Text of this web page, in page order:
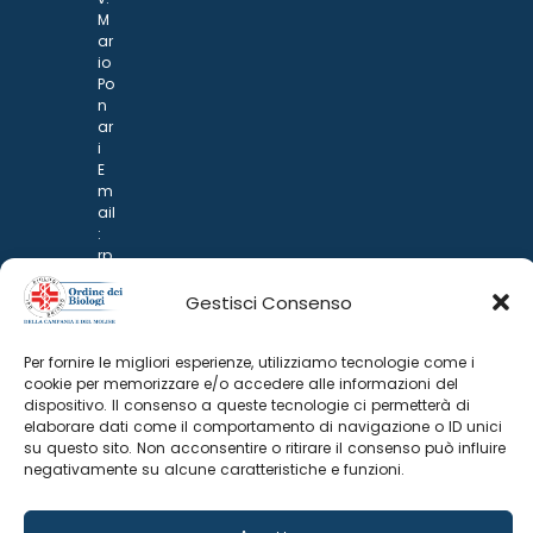
Gestisci Consenso
Per fornire le migliori esperienze, utilizziamo tecnologie come i
cookie per memorizzare e/o accedere alle informazioni del
dispositivo. Il consenso a queste tecnologie ci permetterà di
elaborare dati come il comportamento di navigazione o ID unici
su questo sito. Non acconsentire o ritirare il consenso può influire
negativamente su alcune caratteristiche e funzioni.
M
ar
io
Po
n
ar
i
E
m
ail
:
rp
@
p
n
ar
i.it